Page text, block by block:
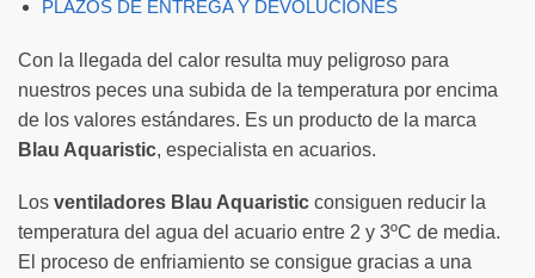
PLAZOS DE ENTREGA Y DEVOLUCIONES
Con la llegada del calor resulta muy peligroso para
nuestros peces una subida de la temperatura por encima
de los valores estándares. Es un producto de la marca
Blau Aquaristic, especialista en acuarios.
Los ventiladores Blau Aquaristic consiguen reducir la
temperatura del agua del acuario entre 2 y 3ºC de media.
El proceso de enfriamiento se consigue gracias a una